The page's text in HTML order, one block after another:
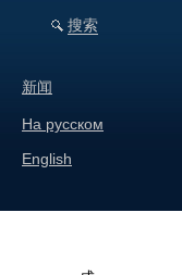
搜索
新闻
На русском
English